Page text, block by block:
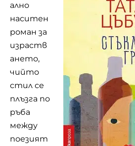
ално
наситен
роман за
израств
ането,
чийто
стил се
плъзга по
ръба
между
поезият